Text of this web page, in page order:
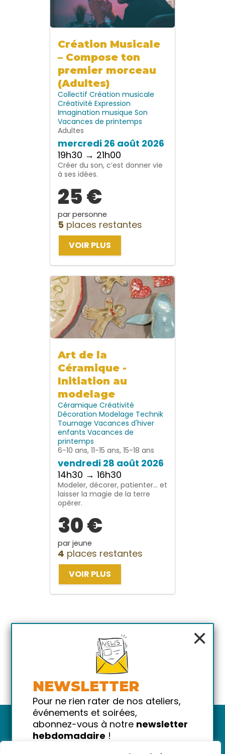
Création Musicale
– Compose ton
premier morceau
(Adultes)
Collectif Création musicale
Créativité Expression
Imagination musique Son
Vacances de printemps
Adultes
mercredi 26 août 2026
19h30 → 21h00
Créer du son, c’est donner vie
à ses idées.
25 €
par personne
5 places restantes
VOIR PLUS
Art de la
Céramique -
Initiation au
modelage
Céramique Créativité
Décoration Modelage Technik
Tournage Vacances d'hiver
enfants Vacances de
printemps
6-10 ans, 11-15 ans, 15-18 ans
vendredi 28 août 2026
14h30 → 16h30
Modeler, décorer, patienter… et
laisser la magie de la terre
opérer.
30 €
par jeune
4 places restantes
VOIR PLUS
×
NEWSLETTER
Pour ne rien rater de nos ateliers,
événements et soirées,
abonnez-vous à notre newsletter
hebdomadaire !